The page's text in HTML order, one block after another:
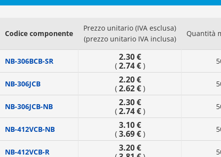
Codice componente
Prezzo unitario (IVA esclusa)
(prezzo unitario IVA inclusa)
Quantità
NB-306BCB-SR 2.30 €
( 2.74 €)
NB-306JCB 2.20 €
( 2.62 €)
NB-306JCB-NB 2.30 €
( 2.74 €)
NB-412VCB-NB 3.10 €
( 3.69 €)
NB-412VCB-R 3.20 €